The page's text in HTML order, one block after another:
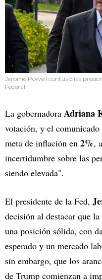
Jerome Powell contuvo las
Federal
La gobernadora Adriana
votación, y el
meta de inflación en 2%,
incertidumbre sobre las
siendo elevada".
El presidente de la Fed,
decisión al destacar que
una posición sólida, con
esperado y un mercado
sin embargo, que los
de Trump comienzan a